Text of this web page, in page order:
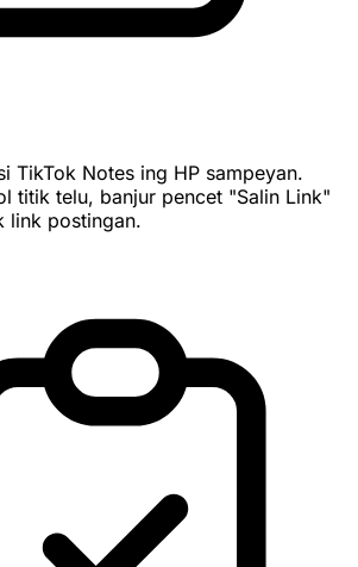
TikTok Notes ing HP sampeyan.
titik telu, banjur pencet "Salin Link"
link postingan.